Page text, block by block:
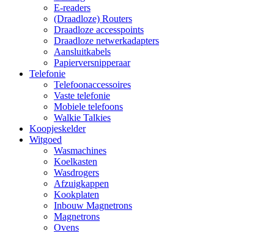
E-readers
(Draadloze) Routers
Draadloze accesspoints
Draadloze netwerkadapters
Aansluitkabels
Papierversnipperaar
Telefonie
Telefoonaccessoires
Vaste telefonie
Mobiele telefoons
Walkie Talkies
Koopjeskelder
Witgoed
Wasmachines
Koelkasten
Wasdrogers
Afzuigkappen
Kookplaten
Inbouw Magnetrons
Magnetrons
Ovens